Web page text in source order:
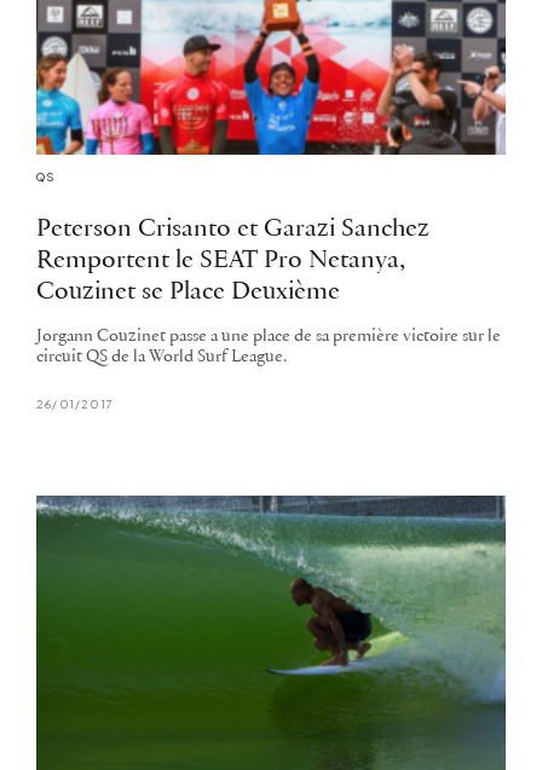
QS
Peterson Crisanto et Garazi Sanchez
Remportent le SEAT Pro Netanya,
Couzinet se Place Deuxième
Jorgann Couzinet passe a une place de sa première victoire sur le
circuit QS de la World Surf League.
26/01/2017